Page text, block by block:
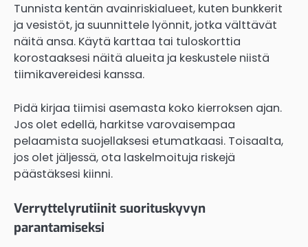
Tunnista kentän avainriskialueet, kuten bunkkerit
ja vesistöt, ja suunnittele lyönnit, jotka välttävät
näitä ansa. Käytä karttaa tai tuloskorttia
korostaaksesi näitä alueita ja keskustele niistä
tiimikavereidesi kanssa.
Pidä kirjaa tiimisi asemasta koko kierroksen ajan.
Jos olet edellä, harkitse varovaisempaa
pelaamista suojellaksesi etumatkaasi. Toisaalta,
jos olet jäljessä, ota laskelmoituja riskejä
päästäksesi kiinni.
Verryttelyrutiinit suorituskyvyn
parantamiseksi